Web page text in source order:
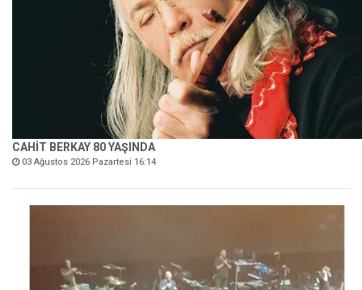
CAHİT BERKAY 80 YAŞINDA
03 Ağustos 2026 Pazartesi 16:14